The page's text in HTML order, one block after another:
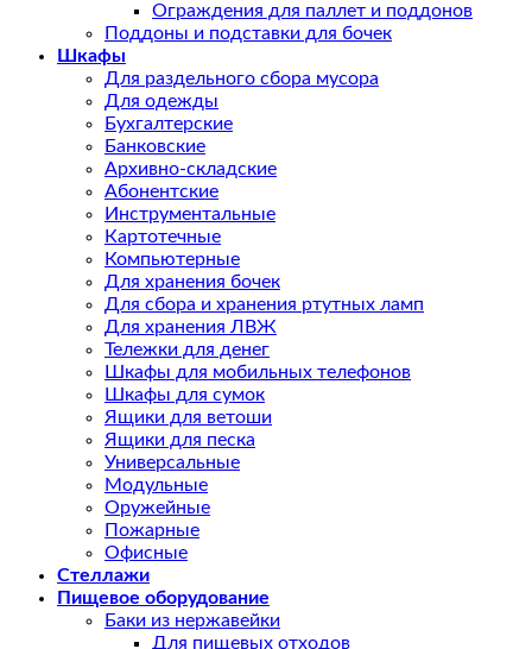
Ограждения для паллет и поддонов
Поддоны и подставки для бочек
Шкафы
Для раздельного сбора мусора
Для одежды
Бухгалтерские
Банковские
Архивно-складские
Абонентские
Инструментальные
Картотечные
Компьютерные
Для хранения бочек
Для сбора и хранения ртутных ламп
Для хранения ЛВЖ
Тележки для денег
Шкафы для мобильных телефонов
Шкафы для сумок
Ящики для ветоши
Ящики для песка
Универсальные
Модульные
Оружейные
Пожарные
Офисные
Стеллажи
Пищевое оборудование
Баки из нержавейки
Для пищевых отходов